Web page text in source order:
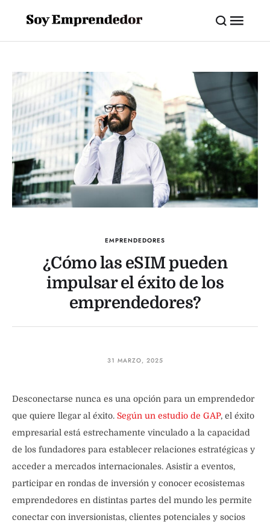
EMPRENDEDORES
¿Cómo las eSIM pueden
impulsar el éxito de los
emprendedores?
31 MARZO, 2025
Desconectarse nunca es una opción para un emprendedor
que quiere llegar al éxito. Según un estudio de GAP, el éxito
empresarial está estrechamente vinculado a la capacidad
de los fundadores para establecer relaciones estratégicas y
acceder a mercados internacionales. Asistir a eventos,
participar en rondas de inversión y conocer ecosistemas
emprendedores en distintas partes del mundo les permite
conectar con inversionistas, clientes potenciales y socios